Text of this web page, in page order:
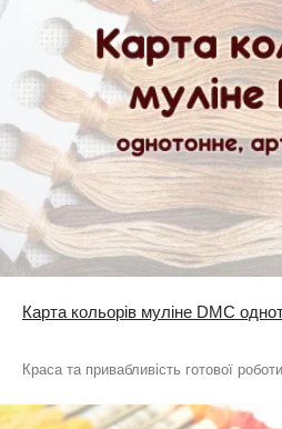
Карта кольорів муліне DMC
Краса та привабливість готової